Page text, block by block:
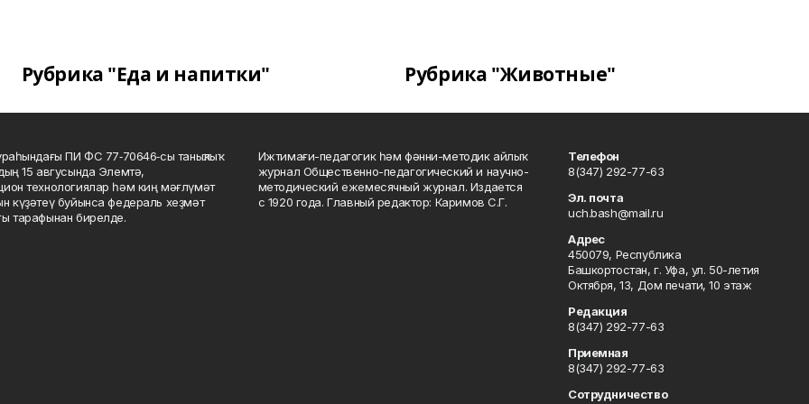
Рубрика "Еда и напитки" Рубрика "Животные"
ПИ ФС 77‑70646‑сы таныҡлыҡ
15 авгусында Элемтә,
технологиялар һәм киң мәғлүмәт
күҙәтеү буйынса федераль хеҙмәт
тарафынан бирелде.
Ижтимағи-педагогик һәм фәнни-методик айлыҡ
журнал Общественно-педагогический и научно-
методический ежемесячный журнал. Издается
с 1920 года. Главный редактор: Каримов С.Г.
Телефон
8(347) 292-77-63
Эл. почта
uch.bash@mail.ru
Адрес
450079, Республика
Башкортостан, г. Уфа, ул. 50-летия
Октября, 13, Дом печати, 10 этаж
Редакция
8(347) 292-77-63
Приемная
8(347) 292-77-63
Сотрудничество